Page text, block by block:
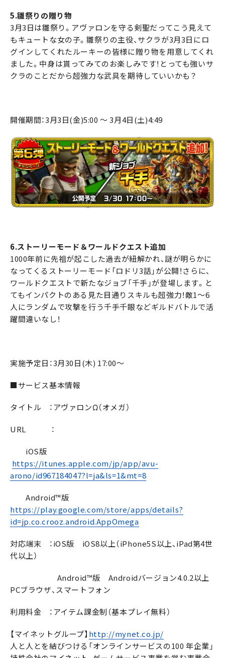
5.雛祭りの贈り物
3月3日は雛祭り。アヴァロンを守る剣聖だってこう見えて
もキュートな女の子。雛祭りの主役、サクラが3月3日にロ
グインしてくれたルーキーの皆様に贈り物を用意してくれ
ました。中身は貰ってみてのお楽しみです！とっても強いサ
クラのことだから超強力な武具を期待していいかも？
開催期間：3月3日(金)5:00 ～ 3月4日(土)4:49
6.ストーリーモード＆ワールドクエスト追加
1000年前に先祖が起こした過去が紐解かれ、謎が明らかに
なってくるストーリーモード「ロドリ3話」が公開！さらに、
ワールドクエストで新たなジョブ「千手」が登場します。と
てもインパクトのある見た目通りスキルも超強力！敵1～6
人にランダムで攻撃を行う千手千眼などギルドバトルで活
躍間違いなし！
実施予定日：3月30日(木) 17:00～
■サービス基本情報
タイトル ：アヴァロンΩ（オメガ）
URL ：
iOS版
https://itunes.apple.com/jp/app/avu-
arono/id967184047?l=ja&ls=1&mt=8
Android™版
https://play.google.com/store/apps/details?
id=jp.co.crooz.android.AppOmega
対応端末 ：iOS版 iOS8以上（iPhone5S以上、iPad第4世
代以上）
Android™版 Androidバージョン4.0.2以上
PCブラウザ、スマートフォン
利用料金 ：アイテム課金制（基本プレイ無料）
【マイネットグループ】 http://mynet.co.jp/
人と人とを結びつける「オンラインサービスの100 年企業」